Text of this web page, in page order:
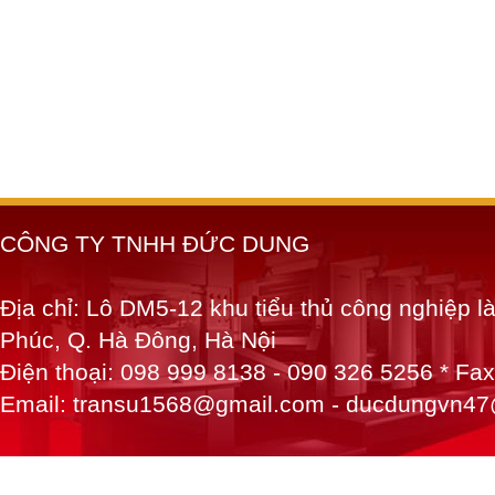
CÔNG TY TNHH ĐỨC DUNG
Địa chỉ: Lô DM5-12 khu tiểu thủ công nghiệp
Phúc, Q. Hà Đông, Hà Nội
Điện thoại: 098 999 8138 - 090 326 5256 *
Email: transu1568@gmail.com -